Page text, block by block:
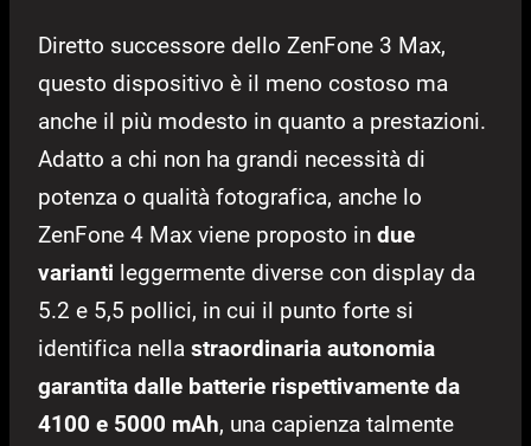
Diretto successore dello ZenFone 3 Max,
questo dispositivo è il meno costoso ma
anche il più modesto in quanto a prestazioni.
Adatto a chi non ha grandi necessità di
potenza o qualità fotografica, anche lo
ZenFone 4 Max viene proposto in due
varianti leggermente diverse con display da
5.2 e 5,5 pollici, in cui il punto forte si
identifica nella straordinaria autonomia
garantita dalle batterie rispettivamente da
4100 e 5000 mAh, una capienza talmente